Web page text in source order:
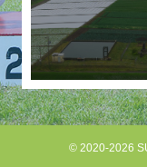
© 2020-2026